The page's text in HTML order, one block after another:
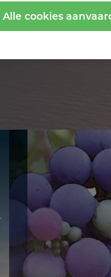
ook
Alle cookies